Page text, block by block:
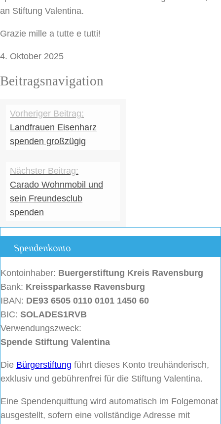
an Stiftung Valentina.
Grazie mille a tutte e tutti!
4. Oktober 2025
Beitragsnavigation
Landfrauen Eisenharz
spenden großzügig
Carado Wohnmobil und
sein Freundesclub
spenden
Spendenkonto
Kontoinhaber: Buergerstiftung Kreis Ravensburg
Bank: Kreissparkasse Ravensburg
IBAN: DE93 6505 0110 0101 1450 60
BIC: SOLADES1RVB
Verwendungszweck:
Spende Stiftung Valentina
Die Bürgerstiftung führt dieses Konto treuhänderisch,
exklusiv und gebührenfrei für die Stiftung Valentina.
Eine Spendenquittung wird automatisch im Folgemonat
ausgestellt, sofern eine vollständige Adresse mit